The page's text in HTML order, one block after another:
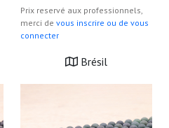
Prix reservé aux professionnels,
merci de vous inscrire ou de vous
connecter
Brésil